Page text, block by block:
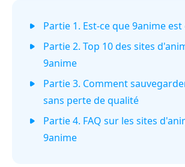
Partie 1. Est-ce que 9anime
Partie 2. Top 10 des sites
9anime
Partie 3. Comment
sans perte de qualité
Partie 4. FAQ sur les sites
9anime